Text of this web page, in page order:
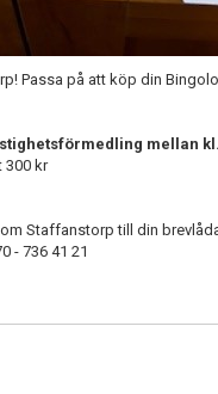
Passa på att köp din
mellan
300 kr
Staffanstorp till din
- 736 41 21